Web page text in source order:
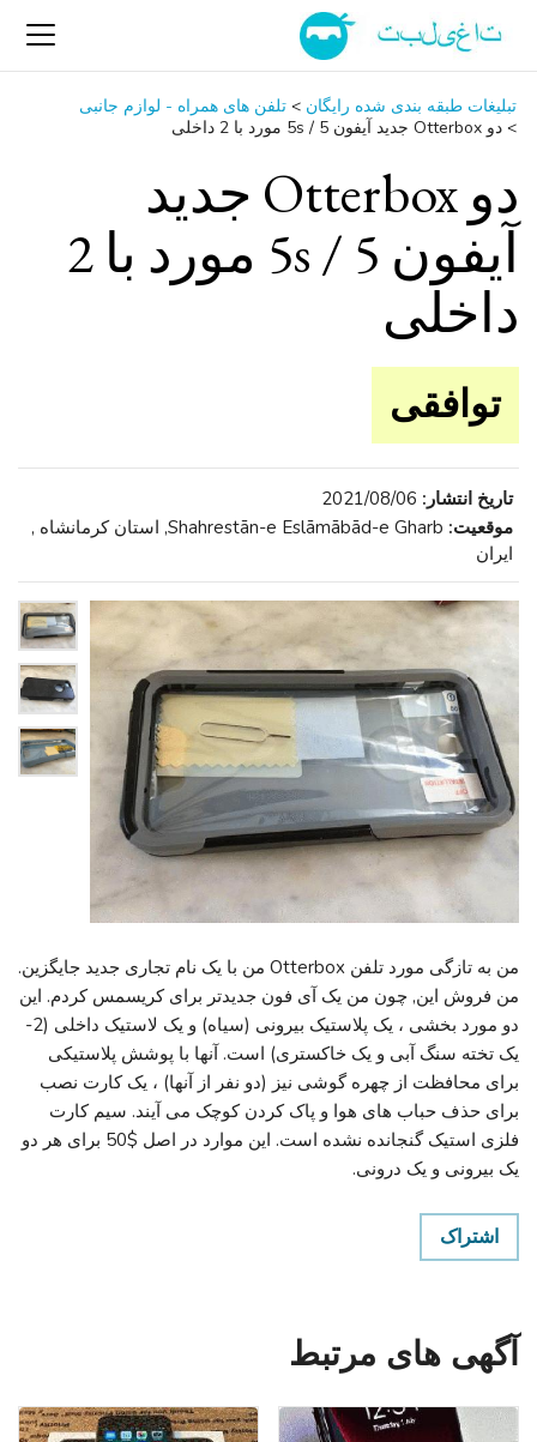
تبلیغات طبقه بندی شده رایگان > تلفن ‌های همراه - لوازم جانبی
> دو Otterbox جدید آیفون 5 / 5s مورد با 2 داخلی
دو Otterbox جدید
آیفون 5 / 5s مورد با 2
داخلی
توافقی
تاریخ انتشار: 2021/08/06
موقعیت:
Shahrestān-e Eslāmābād-e Gharb, استان کرمانشاه ,
ایران
من به تازگی مورد تلفن Otterbox من با یک نام تجاری جدید جایگزین.
من فروش این, چون من یک آی فون جدیدتر برای کریسمس کردم. این
دو مورد بخشی ، یک پلاستیک بیرونی (سیاه) و یک لاستیک داخلی (2-
یک تخته سنگ آبی و یک خاکستری) است. آنها با پوشش پلاستیکی
برای محافظت از چهره گوشی نیز (دو نفر از آنها) ، یک کارت نصب
برای حذف حباب های هوا و پاک کردن کوچک می آیند. سیم کارت
فلزی استیک گنجانده نشده است. این موارد در اصل $50 برای هر دو
یک بیرونی و یک درونی.
اشتراک
آگهی های مرتبط